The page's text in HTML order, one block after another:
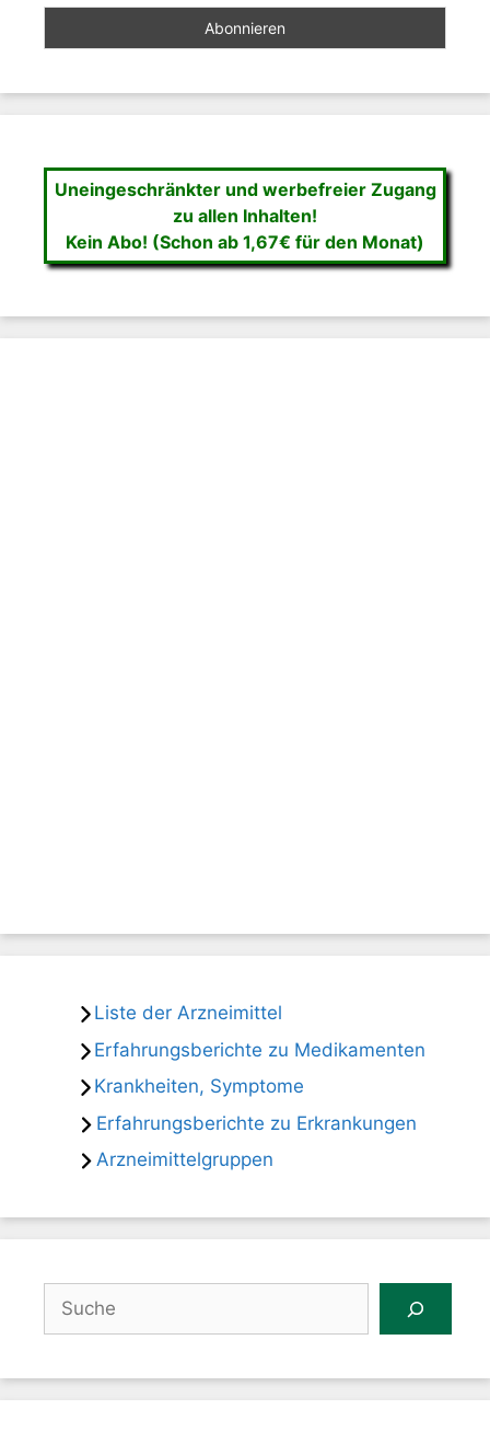
Uneingeschränkter und werbefreier Zugang
zu allen Inhalten!
Kein Abo! (Schon ab 1,67€ für den Monat)
Liste der Arzneimittel
Erfahrungsberichte zu Medikamenten
Krankheiten, Symptome
Erfahrungsberichte zu Erkrankungen
Arzneimittelgruppen
Suchen